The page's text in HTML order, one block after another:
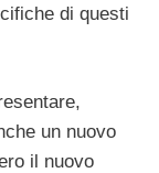
di questi
un nuovo
il nuovo